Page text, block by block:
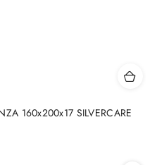
160x200x17 SILVERCARE